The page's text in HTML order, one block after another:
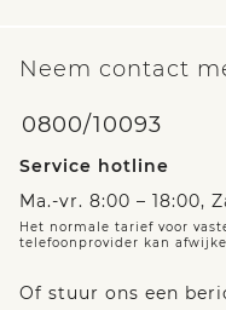
Neem contact
0800/10093
Service hotline
Ma.-vr. 8:00 – 18:00,
Het normale tarief voor
telefoonprovider kan
Of stuur ons een